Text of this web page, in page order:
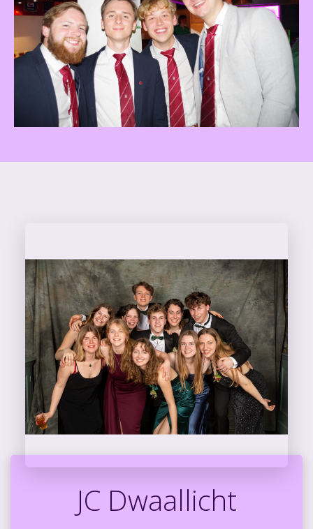
JC Dwaallicht